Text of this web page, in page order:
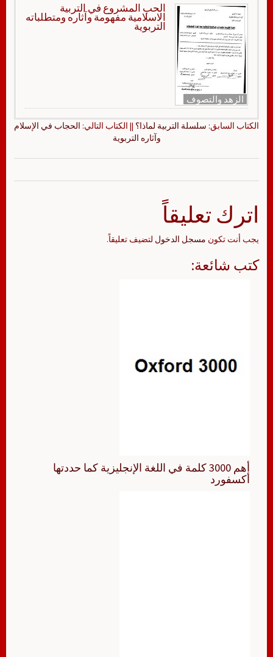
الزهد والتصوف
الحب المشروع في التربية
الاسلامية مفهومة وآثاره ومتطلباته
التربوية
الكتاب السابق: سلسلة التربية لماذا؟ || الكتاب التالي: الحجاب في الإسلام
وآثاره التربوية
اترك تعليقاً
يجب أنت تكون مسجل الدخول لتضيف تعليقاً.
كتب شائعة:
أهم 3000 كلمة في اللغة الإنجليزية كما حددتها
أكسفورد